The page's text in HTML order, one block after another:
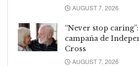
AUGUST 7, 2026
“Never stop
campaña de
Cross
AUGUST 7, 2026